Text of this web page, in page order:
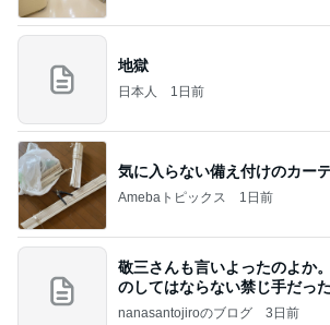
地獄
日本人 1日前
気に入らない備え付けのカー
Amebaトピックス 1日前
敬三さんも言いよったのよか
のしてはならない禁じ手だっ
のよ
nanasantojiroのブログ 3日前